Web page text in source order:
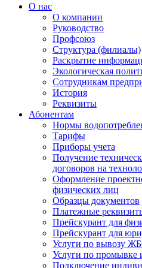
О нас
О компании
Руководство
Профсоюз
Структура (филиалы)
Раскрытие
Экологическая
Сотрудникам
История
Реквизиты
Абонентам
Нормы
Тарифы
Приборы учета
Получение
договоров на
Оформление
физических лиц
Образцы документов
Платежные
Прейскурант для
Прейскурант для
Услуги по вывозу
Услуги по промывке
Подключение